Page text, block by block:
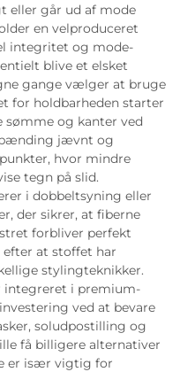
eller går ud af mode
en velproduceret
integritet og mode-
blive et elsket
gange vælger at bruge
for holdbarheden starter
og kanter ved
jævnt og
hvor mindre
tegn på slid.
i dobbeltsyning eller
der sikrer, at fiberne
forbliver perfekt
at stoffet har
stylingteknikker.
integreret i premium-
ved at bevare
soludpostilling og
få billigere alternativer
er især vigtig for